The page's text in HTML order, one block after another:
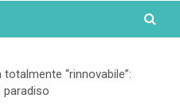
“rinnovabile”: